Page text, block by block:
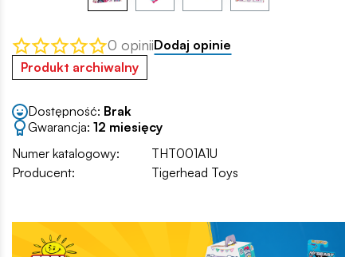
0 opiniiDodaj opinie
Produkt archiwalny
Dostępność: Brak
Gwarancja: 12 miesięcy
Numer katalogowy:
THT001A1U
Producent:
Tigerhead Toys